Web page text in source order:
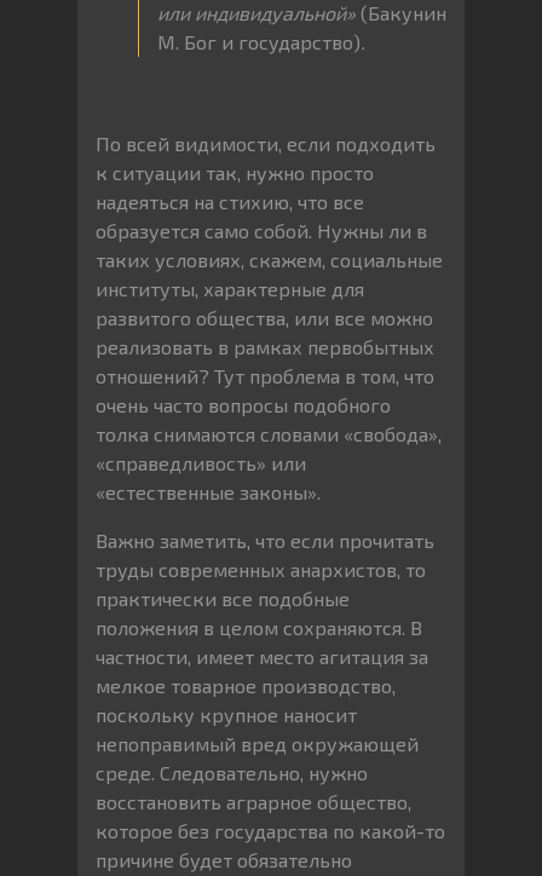
или индивидуальной» (Бакунин
М. Бог и государство).
По всей видимости, если подходить
к ситуации так, нужно просто
надеяться на стихию, что все
образуется само собой. Нужны ли в
таких условиях, скажем, социальные
институты, характерные для
развитого общества, или все можно
реализовать в рамках первобытных
отношений? Тут проблема в том, что
очень часто вопросы подобного
толка снимаются словами «свобода»,
«справедливость» или
«естественные законы».
Важно заметить, что если прочитать
труды современных анархистов, то
практически все подобные
положения в целом сохраняются. В
частности, имеет место агитация за
мелкое товарное производство,
поскольку крупное наносит
непоправимый вред окружающей
среде. Следовательно, нужно
восстановить аграрное общество,
которое без государства по какой-то
причине будет обязательно